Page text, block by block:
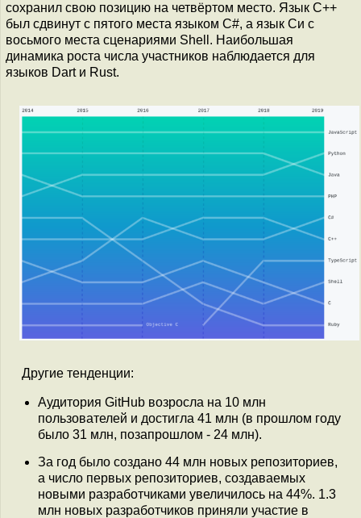
сохранил свою позицию на четвёртом место. Язык C++
был сдвинут с пятого места языком C#, а язык Си с
восьмого места сценариями Shell. Наибольшая
динамика роста числа участников наблюдается для
языков Dart и Rust.
Другие тенденции:
Аудитория GitHub возросла на 10 млн
пользователей и достигла 41 млн (в прошлом году
было 31 млн, позапрошлом - 24 млн).
За год было создано 44 млн новых репозиториев,
а число первых репозиториев, создаваемых
новыми разработчиками увеличилось на 44%. 1.3
млн новых разработчиков приняли участие в